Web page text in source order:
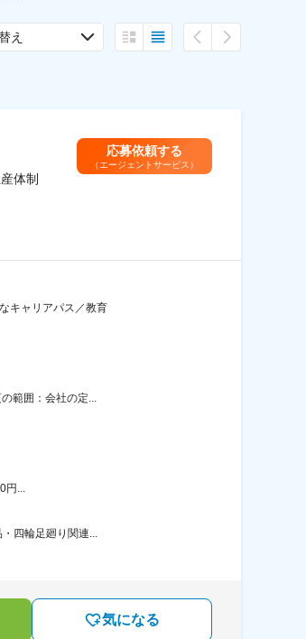
え
体制
応募依頼する
（エージェントサービス）
キャリアパス／教育
範囲：会社の定...
...
四輪足廻り関連...
気になる